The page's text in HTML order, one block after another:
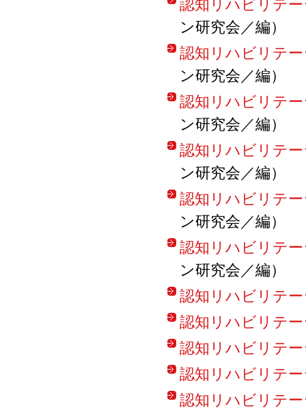
認知リハビリテ
ン研究会／編）
認知リハビリテ
ン研究会／編）
認知リハビリテ
ン研究会／編）
認知リハビリテ
ン研究会／編）
認知リハビリテ
ン研究会／編）
認知リハビリテ
ン研究会／編）
認知リハビリテ
認知リハビリテ
認知リハビリテ
認知リハビリテ
認知リハビリテ